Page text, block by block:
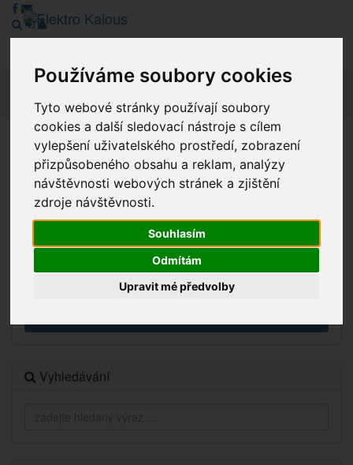
Používáme soubory cookies
Tyto webové stránky používají soubory
cookies a další sledovací nástroje s cílem
vylepšení uživatelského prostředí, zobrazení
přizpůsobeného obsahu a reklam, analýzy
návštěvnosti webových stránek a zjištění
zdroje návštěvnosti.
Souhlasím
Odmítám
Upravit mé předvolby
Vážení zákazníci, v tuto chvíli je Náš internetový obchod v
režimu Katalogu. Objednávky on-line nyní nelze vyřídit.
Děkujeme za pochopení.
Výprodej
Vyhledávání